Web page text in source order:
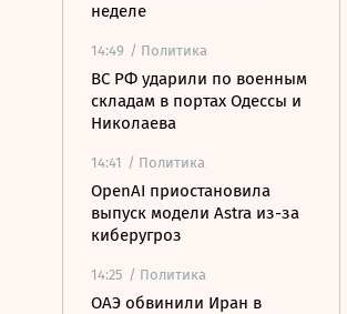
неделе
14:49 / Политика
ВС РФ ударили по военным
складам в портах Одессы и
Николаева
14:41 / Политика
OpenAI приостановила
выпуск модели Astra из-за
киберугроз
14:25 / Политика
ОАЭ обвинили Иран в